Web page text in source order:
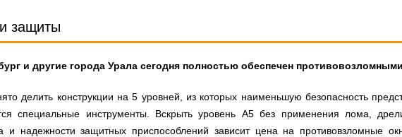
защиты
и другие города Урала сегодня полностью обеспечен
делить конструкции на 5 уровней, из которых наименьшую безопасность
специальные инструменты. Вскрыть уровень А5 без применения лома,
и надежности защитных приспособлений зависит цена на противовзломные